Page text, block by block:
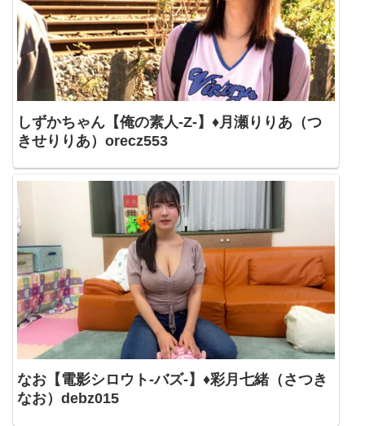
しずかちゃん【俺の素人-Z-】♦月瀬りりあ（つ
きせりりあ）orecz553
なお【電影シロウト-バズ-】♦彩月七緒（さつき
なお）debz015